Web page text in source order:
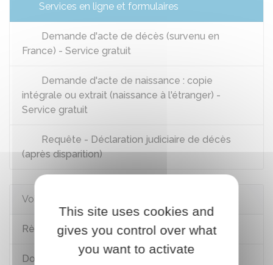
Services en ligne et formulaires
Demande d'acte de décès (survenu en
France) - Service gratuit
Demande d'acte de naissance : copie
intégrale ou extrait (naissance à l'étranger) -
Service gratuit
Requête - Déclaration judiciaire de décès
(après disparition)
Voir aussi
Règlement d'une succession
Don d'organe : prélèvement lors du décès
This site uses cookies and
gives you control over what
you want to activate